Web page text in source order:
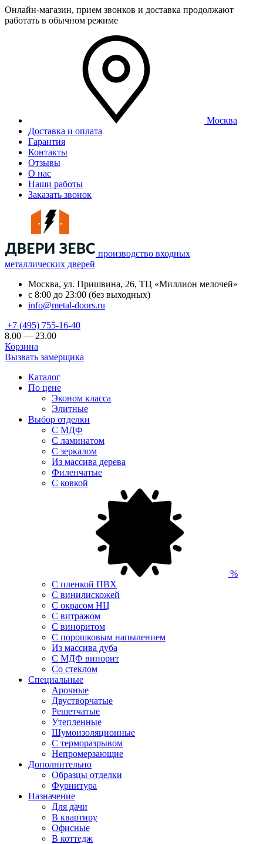
Онлайн-магазин, прием звонков и доставка продолжают
работать в обычном режиме
Москва
Доставка и оплата
Гарантия
Контакты
Отзывы
О нас
Наши работы
Заказать звонок
производство входных
металлических дверей
Москва, ул. Пришвина, 26, ТЦ «Миллион мелочей»
с 8:00 до 23:00 (без выходных)
info@metal-doors.ru
+7 (495) 755-16-40
8.00 — 23.00
Корзина
Вызвать замерщика
Каталог
По цене
Эконом класса
Элитные
Выбор отделки
С МДФ
С ламинатом
С зеркалом
Из массива дерева
Филенчатые
С ковкой
%
С пленкой ПВХ
С винилискожей
С окрасом НЦ
С витражом
С виноритом
С порошковым напылением
Из массива дуба
С МДФ винорит
Со стеклом
Специальные
Арочные
Двустворчатые
Решетчатые
Утепленные
Шумоизоляционные
С терморазрывом
Непромерзающие
Дополнительно
Образцы отделки
Фурнитура
Назначение
Для дачи
В квартиру
Офисные
В коттедж